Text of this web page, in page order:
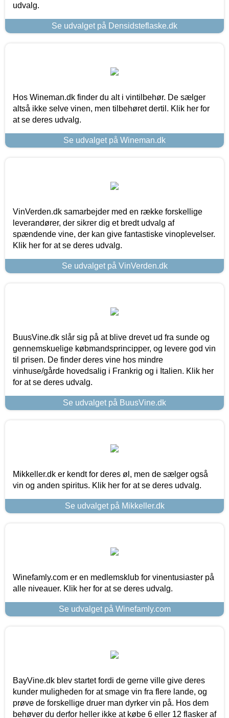
udvalg.
Se udvalget på Densidsteflaske.dk
Hos Wineman.dk finder du alt i vintilbehør. De sælger
altså ikke selve vinen, men tilbehøret dertil. Klik her for
at se deres udvalg.
Se udvalget på Wineman.dk
VinVerden.dk samarbejder med en række forskellige
leverandører, der sikrer dig et bredt udvalg af
spændende vine, der kan give fantastiske vinoplevelser.
Klik her for at se deres udvalg.
Se udvalget på VinVerden.dk
BuusVine.dk slår sig på at blive drevet ud fra sunde og
gennemskuelige købmandsprincipper, og levere god vin
til prisen. De finder deres vine hos mindre
vinhuse/gårde hovedsalig i Frankrig og i Italien. Klik her
for at se deres udvalg.
Se udvalget på BuusVine.dk
Mikkeller.dk er kendt for deres øl, men de sælger også
vin og anden spiritus. Klik her for at se deres udvalg.
Se udvalget på Mikkeller.dk
Winefamly.com er en medlemsklub for vinentusiaster på
alle niveauer. Klik her for at se deres udvalg.
Se udvalget på Winefamly.com
BayVine.dk blev startet fordi de gerne ville give deres
kunder muligheden for at smage vin fra flere lande, og
prøve de forskellige druer man dyrker vin på. Hos dem
behøver du derfor heller ikke at købe 6 eller 12 flasker af